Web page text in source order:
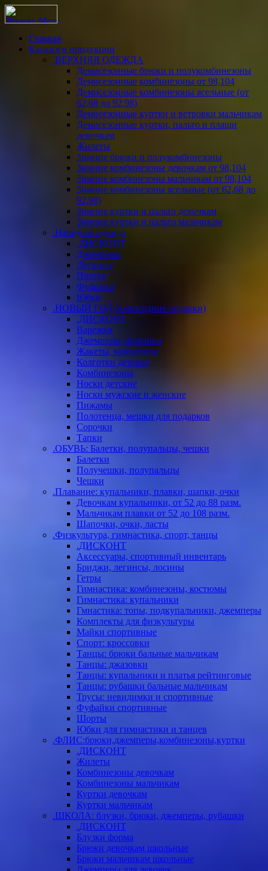
Главная
Каталоги продукции
.ВЕРХНЯЯ ОДЕЖДА
Демисезонные брюки и полукомбинезоны
Демисезонные комбинезоны от 98,104
Демисезонные комбинезоны ясельные (от
62,68 до 92,98)
Демисезонные куртки и ветровки мальчикам
Демисезонные куртки, пальто и плащи
девочкам
Жилеты
Зимние брюки и полукомбинезоны
Зимние комбинезоны девочкам от 98,104
Зимние комбинезоны мальчикам от 98,104
Зимние комбинезоны ясельные (от 62,68 до
92,98)
Зимние куртки и пальто девочкам
Зимние куртки и пальто мальчикам
.Нарядная одежда
.ДИСКОНТ
Джемперы
Легинсы
Платья
Фуфайки
Юбки
.НОВЫЙ ГОД (новогодние подарки)
.ДИСКОНТ
Варежки
Джемперы, фуфайки
Жакеты, комплекты
Колготки детские
Комбинезоны
Носки детские
Носки мужские и женские
Пижамы
Полотенца, мешки для подарков
Сорочки
Тапки
.ОБУВЬ: Балетки, полупальцы, чешки
Балетки
Получешки, полупальцы
Чешки
.Плавание: купальники, плавки, шапки, очки
Девочкам купальники, от 52 до 88 разм.
Мальчикам плавки от 52 до 108 разм.
Шапочки, очки, ласты
.Физкультура, гимнастика, спорт, танцы
.ДИСКОНТ
Аксессуары, спортивный инвентарь
Бриджи, легинсы, лосины
Гетры
Гимнастика: комбинезоны, костюмы
Гимнастика: купальники
Гмнастика: топы, подкупальники, джемперы
Комплекты для физкультуры
Майки спортивные
Спорт: кроссовки
Танцы: брюки бальные мальчикам
Танцы: джазовки
Танцы: купальники и платья рейтинговые
Танцы: рубашки бальные мальчикам
Трусы: невидимки и спортивные
Фуфайки спортивные
Шорты
Юбки для гимнастики и танцев
.ФЛИС:брюки,джемперы,комбинезоны,куртки
.ДИСКОНТ
Жилеты
Комбинезоны девочкам
Комбинезоны мальчикам
Куртки девочкам
Куртки мальчикам
.ШКОЛА: блузки, брюки, джемперы, рубашки
.ДИСКОНТ
Блузки форма
Брюки девочкам школьные
Брюки мальчикам школьные